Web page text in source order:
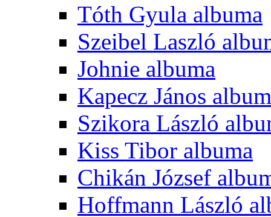
Tóth Gyula albuma
Szeibel Laszló
Johnie albuma
Kapecz János
Szikora László
Kiss Tibor albuma
Chikán József
Hoffmann László